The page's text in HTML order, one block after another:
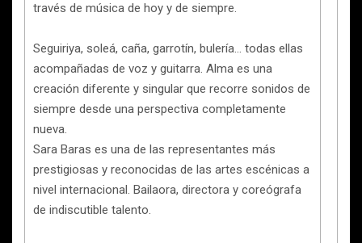
través de música de hoy y de siempre.
Seguiriya, soleá, caña, garrotín, bulería… todas ellas
acompañadas de voz y guitarra. Alma es una
creación diferente y singular que recorre sonidos de
siempre desde una perspectiva completamente
nueva.
Sara Baras es una de las representantes más
prestigiosas y reconocidas de las artes escénicas a
nivel internacional. Bailaora, directora y coreógrafa
de indiscutible talento.